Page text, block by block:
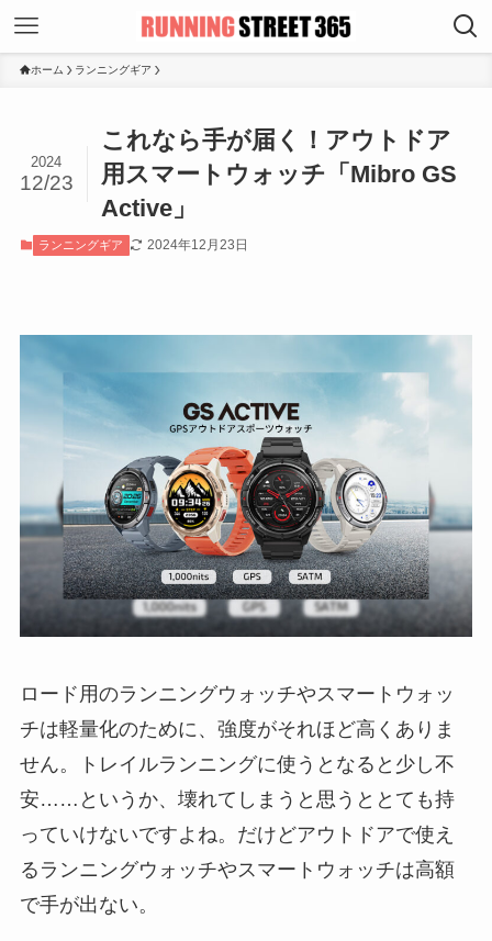
ホーム ランニングギア
これなら手が届く！アウトドア
用スマートウォッチ「Mibro GS
Active」
2024
12/23
ランニングギア 2024年12月23日
ロード用のランニングウォッチやスマートウォッ
チは軽量化のために、強度がそれほど高くありま
せん。トレイルランニングに使うとなると少し不
安……というか、壊れてしまうと思うととても持
っていけないですよね。だけどアウトドアで使え
るランニングウォッチやスマートウォッチは高額
で手が出ない。